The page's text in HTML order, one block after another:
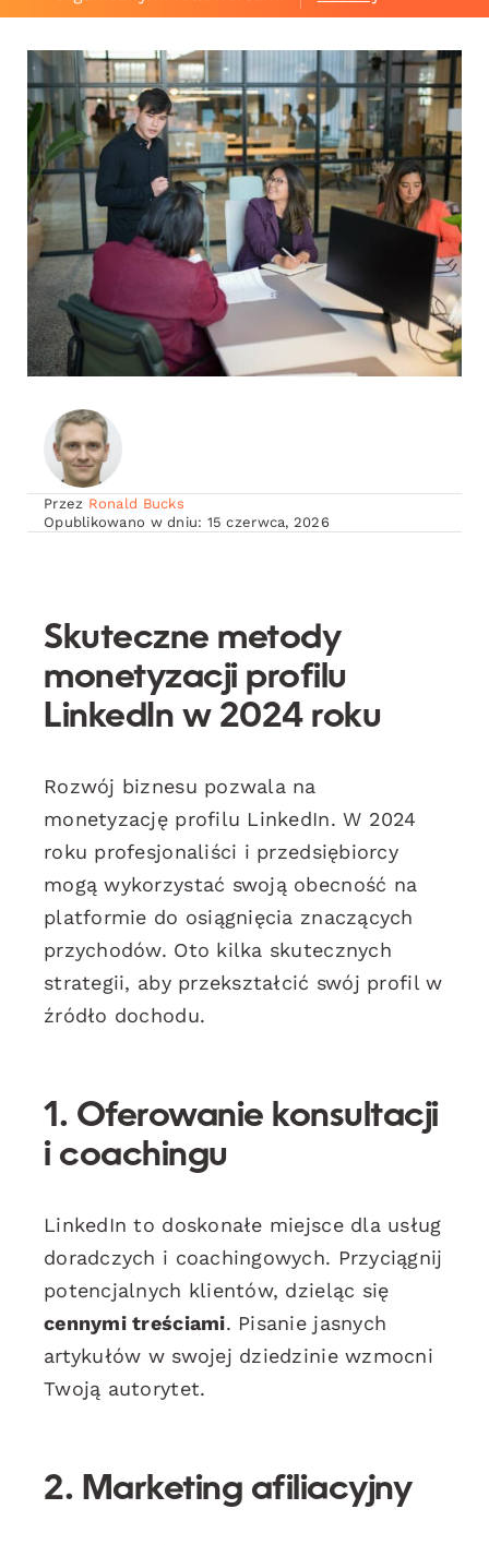
Przez Ronald Bucks
Opublikowano w dniu: 15 czerwca, 2026
Skuteczne metody
monetyzacji profilu
LinkedIn w 2024 roku
Rozwój biznesu pozwala na
monetyzację profilu LinkedIn. W 2024
roku profesjonaliści i przedsiębiorcy
mogą wykorzystać swoją obecność na
platformie do osiągnięcia znaczących
przychodów. Oto kilka skutecznych
strategii, aby przekształcić swój profil w
źródło dochodu.
1. Oferowanie konsultacji
i coachingu
LinkedIn to doskonałe miejsce dla usług
doradczych i coachingowych. Przyciągnij
potencjalnych klientów, dzieląc się
cennymi treściami. Pisanie jasnych
artykułów w swojej dziedzinie wzmocni
Twoją autorytet.
2. Marketing afiliacyjny